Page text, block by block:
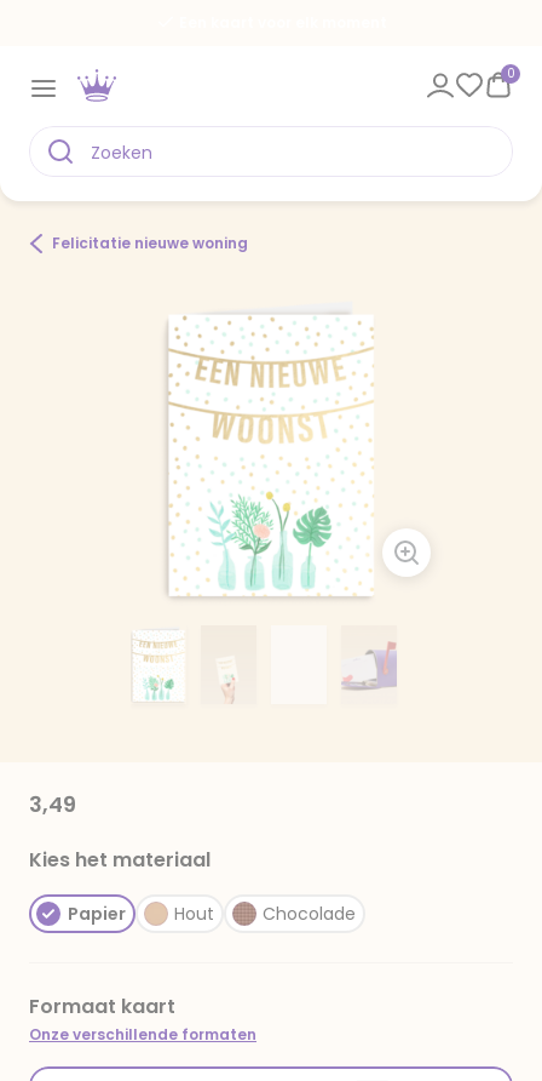
0
Felicitatie nieuwe woning
3,49
Kies het materiaal
Papier Hout Chocolade
Formaat kaart
Onze verschillende formaten